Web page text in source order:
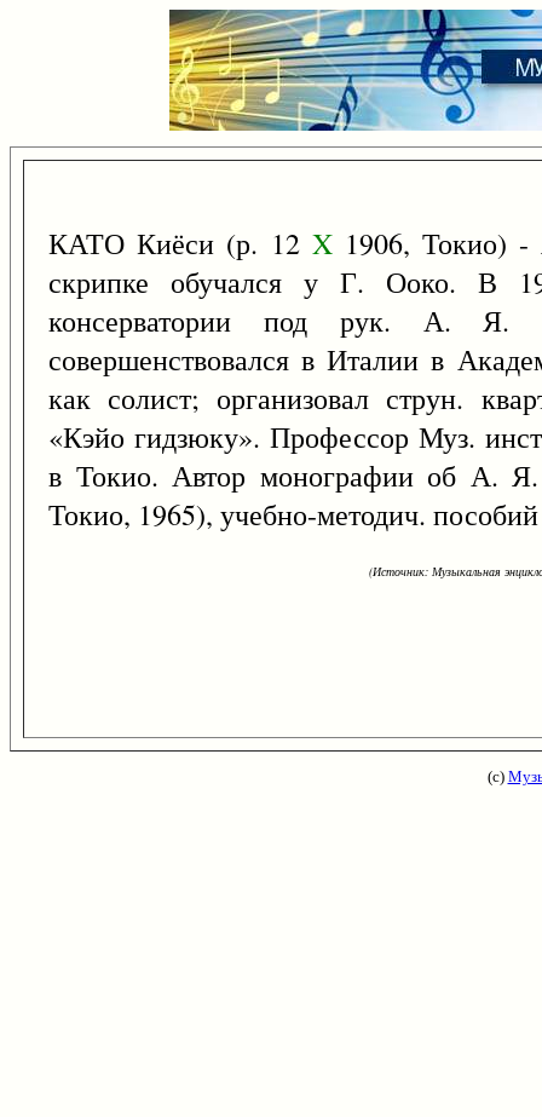
КАТО Киёси (р. 12 X1906, Токио) -
скрипке обучался у Г. Ооко. В
консерватории под рук. А. Я.
совершенствовался в Италии в
как солист; организовал струн.
«Кэйо гидзюку». Профессор Муз.
в Токио. Автор монографии об А.
Токио, 1965), учебно-методич.
(Источник: Музыкальная
(с)